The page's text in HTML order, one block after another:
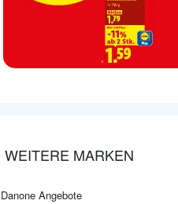
WEITERE MARKEN
Danone Angebote